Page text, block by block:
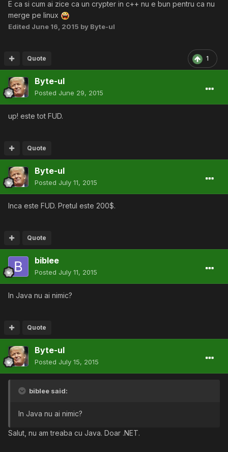
E ca si cum ai zice ca un crypter in c++ nu e bun pentru ca nu
merge pe linux
Edited June 16, 2015 by Byte-ul
1
Quote
Byte-ul
Posted June 29, 2015
up! este tot FUD.
Quote
Byte-ul
Posted July 11, 2015
Inca este FUD. Pretul este 200$.
Quote
biblee
Posted July 11, 2015
In Java nu ai nimic?
Quote
Byte-ul
Posted July 15, 2015
biblee said:
In Java nu ai nimic?
Salut, nu am treaba cu Java. Doar .NET.